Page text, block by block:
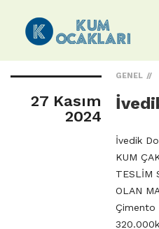
27 Kasım
2024
GENEL
İvedik
KUM
TESLİM
OLAN